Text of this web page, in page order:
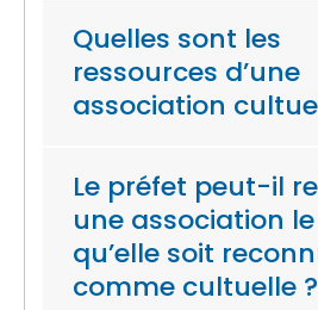
Quelles sont les
ressources d’une
association
Le préfet peut-il
une association
qu’elle soit
comme cultuelle ?